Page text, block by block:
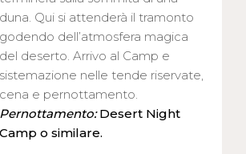
duna. Qui si attenderà il tramonto
godendo dell’atmosfera magica
del deserto. Arrivo al Camp e
sistemazione nelle tende riservate,
cena e pernottamento.
Pernottamento:Desert Night
Camp o similare.